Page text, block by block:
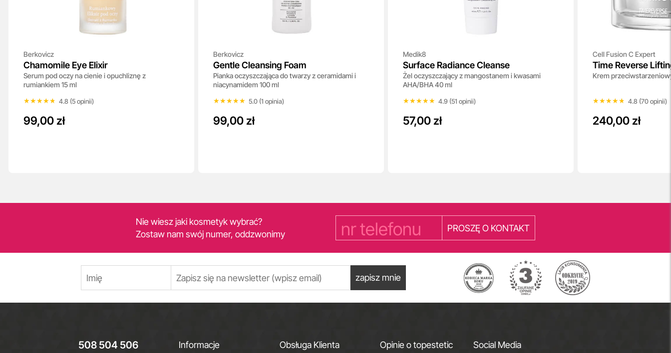
Berkovicz
Chamomile Eye Elixir
Serum pod oczy na cienie i opuchliznę z
rumiankiem 15 ml
★★★★★
★★★★★ 4.8 (5 opinii)
99,00 zł
Berkovicz
Gentle Cleansing Foam
Pianka oczyszczająca do twarzy z ceramidami i
niacynamidem 100 ml
★★★★★
★★★★★ 5.0 (1 opinia)
99,00 zł
Medik8
Surface Radiance Cleanse
Żel oczyszczający z mangostanem i kwasami
AHA/BHA 40 ml
★★★★★
★★★★★ 4.9 (51 opinii)
57,00 zł
Cell Fusion C Expert
Time Reverse
Krem
★★★★★
★★★★★ 4.8 (70 opinii)
240,00 zł
Nie wiesz jaki kosmetyk wybrać?
Zostaw nam swój numer, oddzwonimy
PROSZĘ O KONTAKT
zapisz mnie
508 504 506 Informacje Obsługa Klienta Opinie o topestetic Social Media